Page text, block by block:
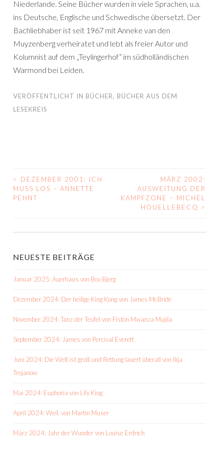
Niederlande. Seine Bücher wurden in viele Sprachen, u.a.
ins Deutsche, Englische und Schwedische übersetzt. Der
Bachliebhaber ist seit 1967 mit Anneke van den
Muyzenberg verheiratet und lebt als freier Autor und
Kolumnist auf dem „Teylingerhof“ im südholländischen
Warmond bei Leiden.
VERÖFFENTLICHT IN BÜCHER, BÜCHER AUS DEM
LESEKREIS
BEITRAGS-
NAVIGATION
<
DEZEMBER 2001: ICH
MUSS LOS – ANNETTE P
EHNT
MÄRZ 2002:
AUSWEITUNG DER
KAMPFZONE – MICHEL
HOUELLEBECQ
>
NEUESTE BEITRÄGE
Januar 2025: Auerhaus von Bov Bjerg
Dezember 2024: Der heilige King Kong von James McBride
November 2024: Tanz der Teufel von Fiston Mwanza Mujila
September 2024: James von Percival Everett
Juni 2024: Die Welt ist groß und Rettung lauert überall von Ilija
Trojanow
Mai 2024: Euphoria von Lily King
April 2024: Weil. von Martin Muser
März 2024: Jahr der Wunder von Louise Erdrich